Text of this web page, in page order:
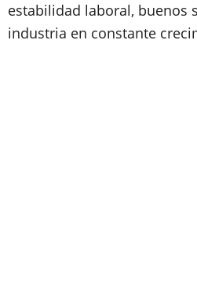
estabilidad laboral, buenos
industria en constante